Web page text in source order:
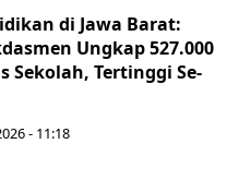
di Jawa Barat:
Ungkap 527.000
Sekolah, Tertinggi Se-
- 11:18